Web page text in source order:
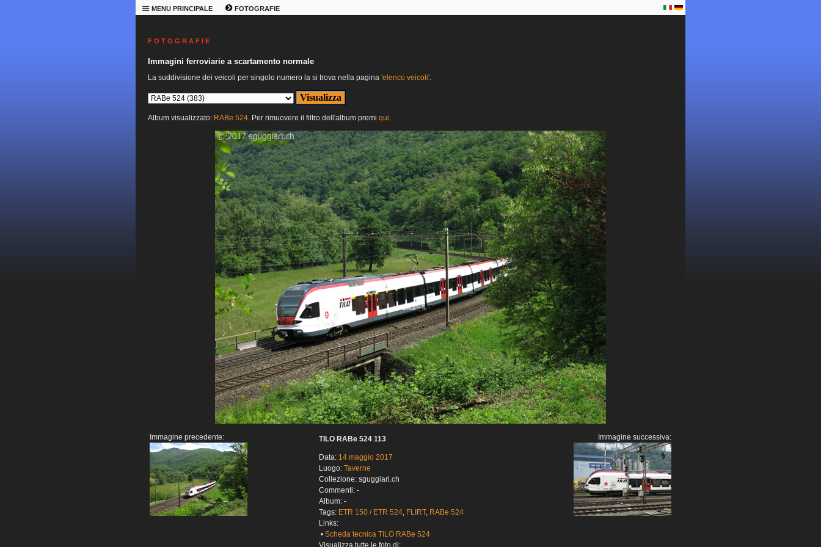
MENU PRINCIPALE FOTOGRAFIE
F O T O G R A F I E
Immagini ferroviarie a scartamento normale
La suddivisione dei veicoli per singolo numero la si trova nella pagina 'elenco veicoli'.
Album visualizzato: RABe 524. Per rimuovere il filtro dell'album premi qui.
Immagine precedente: TILO RABe 524 113
Data: 14 maggio 2017
Luogo: Taverne
Collezione: sguggiari.ch
Commenti: -
Album: -
Tags: ETR 150 / ETR 524, FLIRT, RABe 524
Links:
• Scheda tecnica TILO RABe 524
Immagine successiva: